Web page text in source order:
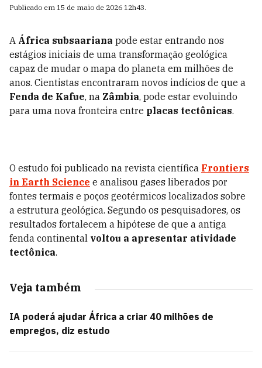
Publicado em 15 de maio de 2026 12h43.
A África subsaariana pode estar entrando nos
estágios iniciais de uma transformação geológica
capaz de mudar o mapa do planeta em milhões de
anos. Cientistas encontraram novos indícios de que a
Fenda de Kafue, na Zâmbia, pode estar evoluindo
para uma nova fronteira entre placas tectônicas.
O estudo foi publicado na revista científica Frontiers
in Earth Science e analisou gases liberados por
fontes termais e poços geotérmicos localizados sobre
a estrutura geológica. Segundo os pesquisadores, os
resultados fortalecem a hipótese de que a antiga
fenda continental voltou a apresentar atividade
tectônica.
Veja também
IA poderá ajudar África a criar 40 milhões de
empregos, diz estudo